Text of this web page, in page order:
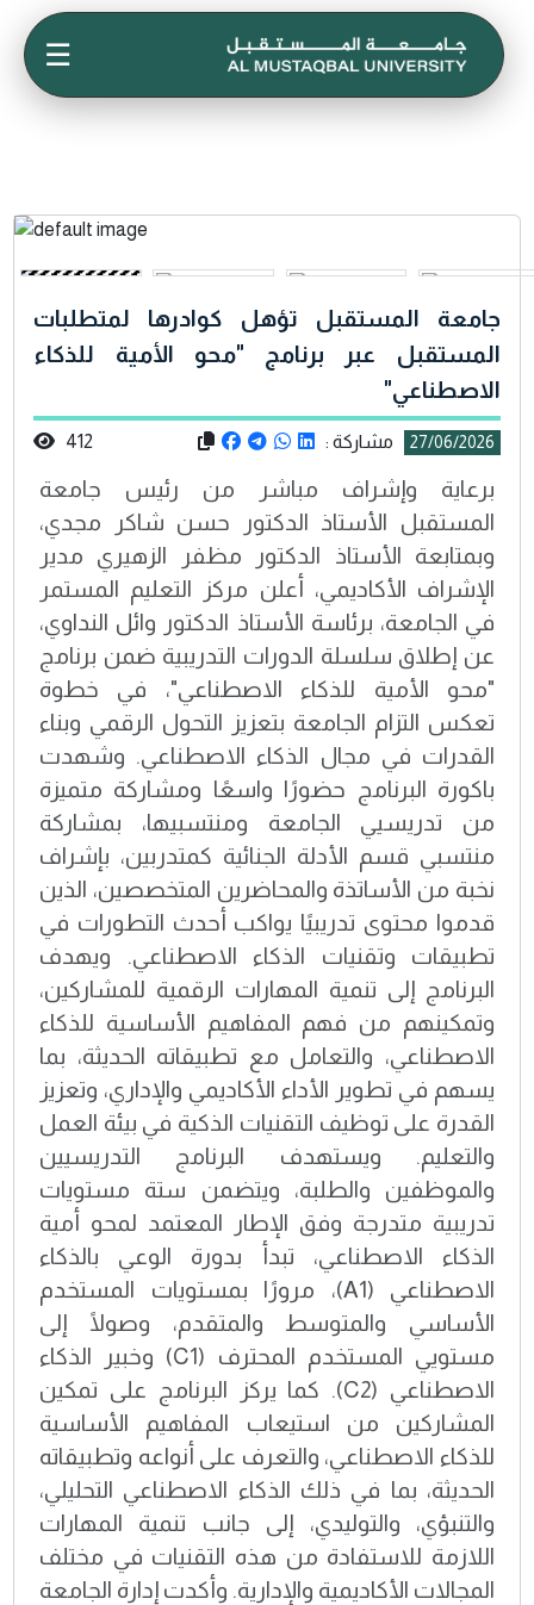
☰
جامعة المستقبل تؤهل كوادرها لمتطلبات
المستقبل عبر برنامج "محو الأمية للذكاء
الاصطناعي"
27/06/2026 مشاركة : 412
برعاية وإشراف مباشر من رئيس جامعة
المستقبل الأستاذ الدكتور حسن شاكر مجدي،
وبمتابعة الأستاذ الدكتور مظفر الزهيري مدير
الإشراف الأكاديمي، أعلن مركز التعليم المستمر
في الجامعة، برئاسة الأستاذ الدكتور وائل النداوي،
عن إطلاق سلسلة الدورات التدريبية ضمن برنامج
"محو الأمية للذكاء الاصطناعي"، في خطوة
تعكس التزام الجامعة بتعزيز التحول الرقمي وبناء
القدرات في مجال الذكاء الاصطناعي. وشهدت
باكورة البرنامج حضورًا واسعًا ومشاركة متميزة
من تدريسيي الجامعة ومنتسبيها، بمشاركة
منتسبي قسم الأدلة الجنائية كمتدربين، بإشراف
نخبة من الأساتذة والمحاضرين المتخصصين، الذين
قدموا محتوى تدريبيًا يواكب أحدث التطورات في
تطبيقات وتقنيات الذكاء الاصطناعي. ويهدف
البرنامج إلى تنمية المهارات الرقمية للمشاركين،
وتمكينهم من فهم المفاهيم الأساسية للذكاء
الاصطناعي، والتعامل مع تطبيقاته الحديثة، بما
يسهم في تطوير الأداء الأكاديمي والإداري، وتعزيز
القدرة على توظيف التقنيات الذكية في بيئة العمل
والتعليم. ويستهدف البرنامج التدريسيين
والموظفين والطلبة، ويتضمن ستة مستويات
تدريبية متدرجة وفق الإطار المعتمد لمحو أمية
الذكاء الاصطناعي، تبدأ بدورة الوعي بالذكاء
الاصطناعي (A1)، مرورًا بمستويات المستخدم
الأساسي والمتوسط والمتقدم، وصولًا إلى
مستويي المستخدم المحترف (C1) وخبير الذكاء
الاصطناعي (C2). كما يركز البرنامج على تمكين
المشاركين من استيعاب المفاهيم الأساسية
للذكاء الاصطناعي، والتعرف على أنواعه وتطبيقاته
الحديثة، بما في ذلك الذكاء الاصطناعي التحليلي،
والتنبؤي، والتوليدي، إلى جانب تنمية المهارات
اللازمة للاستفادة من هذه التقنيات في مختلف
المجالات الأكاديمية والإدارية. وأكدت إدارة الجامعة